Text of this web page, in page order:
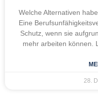
Welche Alternativen
Eine
Schutz, wenn sie
mehr arbeiten können.
28.